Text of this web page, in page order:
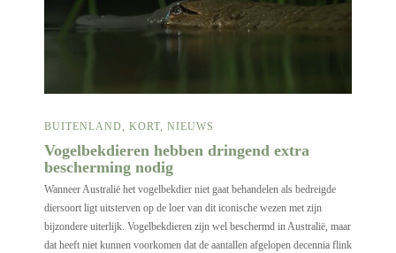
BUITENLAND KORT NIEUWS
Vogelbekdieren hebben dringend extra
bescherming nodig
Wanneer Australië het vogelbekdier niet gaat behandelen als bedreigde
diersoort ligt uitsterven op de loer van dit iconische wezen met zijn
bijzondere uiterlijk. Vogelbekdieren zijn wel beschermd in Australië, maar
dat heeft niet kunnen voorkomen dat de aantallen afgelopen decennia flink